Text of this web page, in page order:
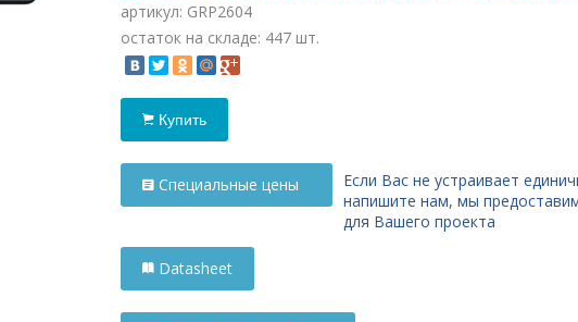
артикул: GRP2604
остаток на складе: 447 шт.
Купить
Специальные цены
Если Вас не устраивает
напишите нам, мы
для Вашего проекта
Datasheet